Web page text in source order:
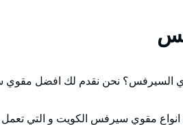
السيرفس؟ نحن نقدم لك افضل مقوي
مقوي سيرفس الكويت و التي تعمل